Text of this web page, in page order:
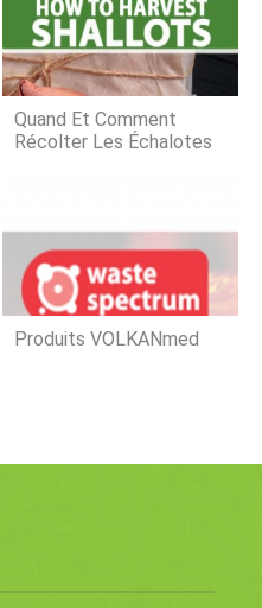
améliorer la saveur du
dun engrais
équilibré dans le sol avant
la plantation. Compagnons S
Quand Et Comment
Récolter Les Échalotes
Produits VOLKANmed